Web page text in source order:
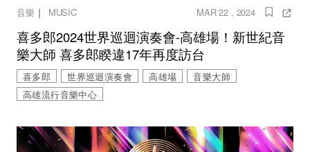
音樂 ｜ MUSIC MAR 22 , 2024
喜多郎2024世界巡迴演奏會-高雄場！新世紀音
樂大師 喜多郎睽違17年再度訪台
喜多郎 世界巡迴演奏會 高雄場
音樂大師
高雄流行音樂中心